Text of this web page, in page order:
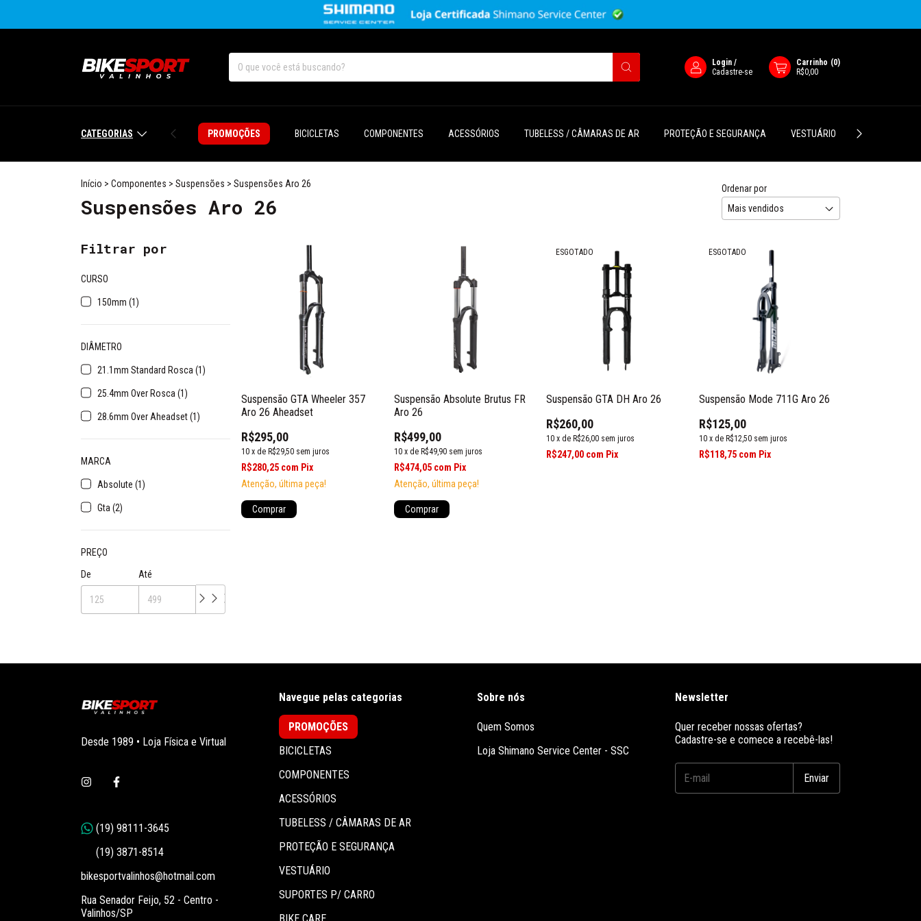
Login /
Cadastre-se
Carrinho (0)
R$0,00
CATEGORIAS PROMOÇÕES BICICLETAS COMPONENTES ACESSÓRIOS TUBELESS / CÂMARAS DE AR PROTEÇÃO E SEGURANÇA VESTUÁRIO SUPORTES P/
Início > Componentes > Suspensões > Suspensões Aro 26
Suspensões Aro 26
Ordenar por
Filtrar por
CURSO
150mm (1)
DIÂMETRO
21.1mm Standard Rosca (1)
25.4mm Over Rosca (1)
28.6mm Over Aheadset (1)
MARCA
Absolute (1)
Gta (2)
PREÇO
De
Até
Suspensão GTA Wheeler 357
Aro 26 Aheadset
R$295,00
10 xdeR$29,50 sem juros
R$280,25 com Pix
Atenção, última peça!
Suspensão Absolute Brutus FR
Aro 26
R$499,00
10 x de R$49,90 sem juros
R$474,05 com Pix
Atenção, última peça!
Comprar
ESGOTADO
Suspensão GTA DH Aro 26
R$260,00
10 xdeR$26,00 sem juros
R$247,00 com Pix
ESGOTADO
Suspensão Mode 711G Aro 26
R$125,00
10 x de R$12,50 sem juros
R$118,75 com Pix
Desde 1989 • Loja Física e Virtual
bikesportvalinhos@hotmail.com
Rua Senador Feijo, 52 - Centro -
Valinhos/SP
Navegue pelas categorias
PROMOÇÕES
BICICLETAS
COMPONENTES
ACESSÓRIOS
TUBELESS / CÂMARAS DE AR
PROTEÇÃO E SEGURANÇA
VESTUÁRIO
SUPORTES P/ CARRO
Sobre nós
Quem Somos
Loja Shimano Service Center - SSC
Newsletter
Quer receber nossas ofertas?
Cadastre-se e comece a recebê-las!